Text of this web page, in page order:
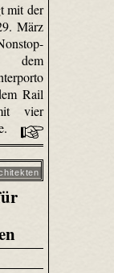
mit der
März
dem
Rail
vier